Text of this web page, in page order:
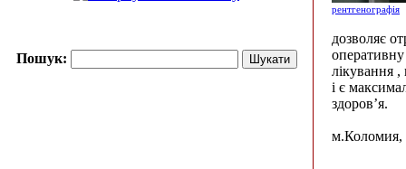
Пошук:
рентгенографія
дозволяє
лікування ,
і є
здоров’я.
м.Коломия,